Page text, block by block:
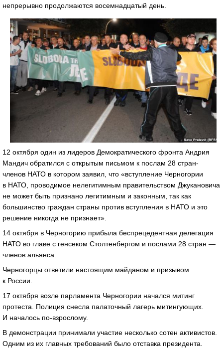
непрерывно продолжаются восемнадцатый день.
12 октября один из лидеров Демократического фронта Андрия
Мандич обратился с открытым письмом к послам 28 стран-
членов НАТО в котором заявил, что «вступление Черногории
в НАТО, проводимое нелегитимным правительством Джукановича
не может быть признано легитимным и законным, так как
большинство граждан страны против вступления в НАТО и это
решение никогда не признает».
14 октября в Черногорию прибыла беспрецедентная делегация
НАТО во главе с генсеком Столтенбергом и послами 28 стран —
членов альянса.
Черногорцы ответили настоящим майданом и призывом
к России.
17 октября возле парламента Черногории начался митинг
протеста. Полиция снесла палаточный лагерь митингующих.
И началось по-взрослому.
В демонстрации принимали участие несколько сотен активистов.
Одним из их главных требований было отставка президента.